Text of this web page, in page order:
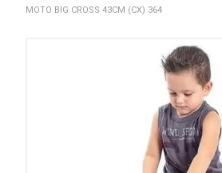
MOTO BIG CROSS 43CM (CX) 364